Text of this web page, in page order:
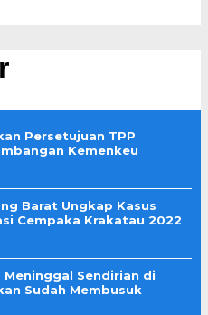
Persetujuan TPP
Kemenkeu
Barat Ungkap Kasus
Cempaka Krakatau 2022
Sendirian di
Sudah Membusuk